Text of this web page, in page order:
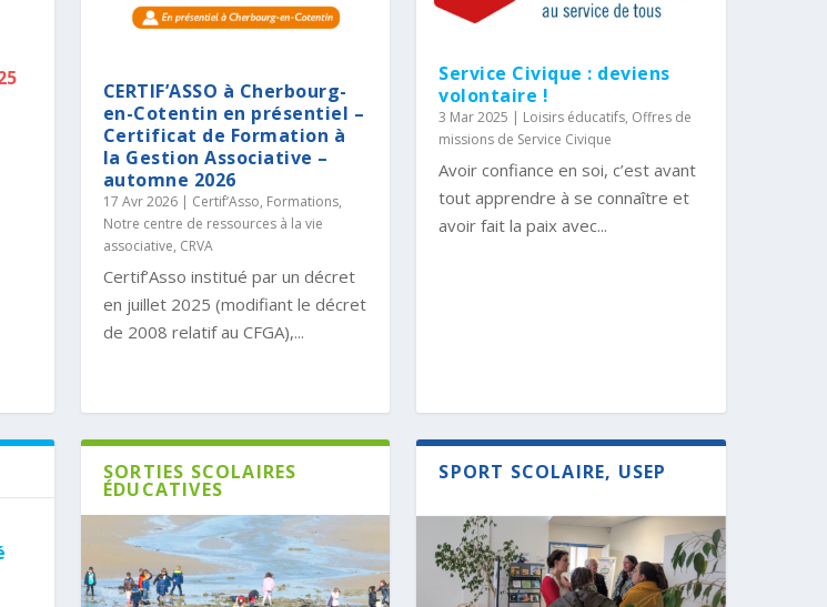
CERTIF’ASSO à Cherbourg-
en-Cotentin en présentiel –
Certificat de Formation à
la Gestion Associative –
automne 2026
17 Avr 2026| Certif’Asso, Formations,
Notre centre de ressources à la vie
associative, CRVA
Certif’Asso institué par un décret
en juillet 2025 (modifiant le décret
de 2008 relatif au CFGA),...
Service Civique : deviens
volontaire !
3 Mar 2025 | Loisirs éducatifs, Offres de
missions de Service Civique
Avoir confiance en soi, c’est avant
tout apprendre à se connaître et
avoir fait la paix avec...
SORTIES SCOLAIRES
ÉDUCATIVES
SPORT SCOLAIRE, USEP